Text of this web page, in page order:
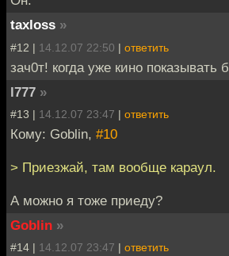
taxloss »
#12 | 14.12.07 22:50 | ответить
зач0т! когда уже кино показывать
l777 »
#13 | 14.12.07 23:47 | ответить
Кому: Goblin, #10
> Приезжай, там вообще караул.
А можно я тоже приеду?
Goblin »
#14 | 14.12.07 23:47 | ответить